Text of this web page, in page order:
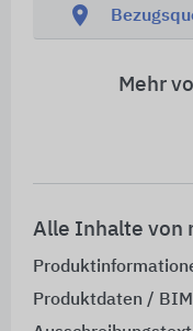
location_on
Mehr
Alle Inhalte von
Produktdaten / BIM